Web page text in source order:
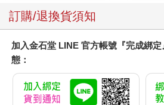
訂購/退換貨須知
加入金石堂 LINE 官方帳號『完成綁
態：